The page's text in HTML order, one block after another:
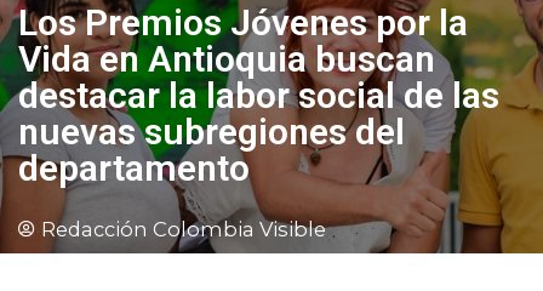
Los Premios Jóvenes por la
Vida en Antioquia buscan
destacar la labor social de las
nuevas subregiones del
departamento
Redacción Colombia Visible